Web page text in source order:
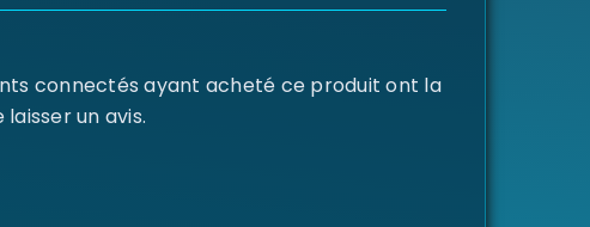
connectés ayant acheté ce produit ont la
un avis.